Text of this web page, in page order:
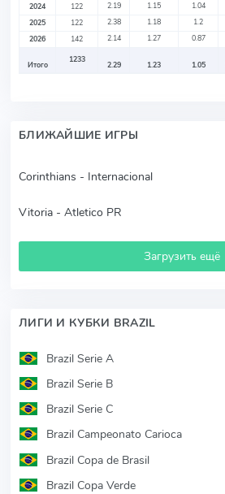
2024
122 2.19 1.15 1.04
2025
122 2.38 1.18 1.2
2026
142 2.14 1.27 0.87
Итого
1233
2.29 1.23 1.05
БЛИЖАЙШИЕ ИГРЫ
Corinthians - Internacional
Vitoria - Atletico PR
Загрузить ещё
ЛИГИ И КУБКИ BRAZIL
Brazil Serie A
Brazil Serie B
Brazil Serie C
Brazil Campeonato Carioca
Brazil Copa de Brasil
Brazil Copa Verde